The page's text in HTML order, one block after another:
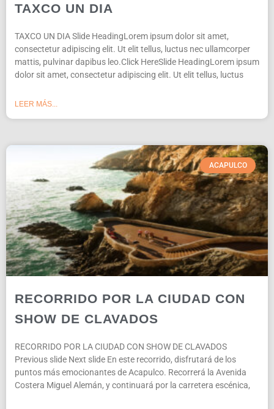
TAXCO UN DIA
TAXCO UN DIA Slide HeadingLorem ipsum dolor sit amet,
consectetur adipiscing elit. Ut elit tellus, luctus nec ullamcorper
mattis, pulvinar dapibus leo.Click HereSlide HeadingLorem ipsum
dolor sit amet, consectetur adipiscing elit. Ut elit tellus, luctus
LEER MÁS...
ACAPULCO
RECORRIDO POR LA CIUDAD CON
SHOW DE CLAVADOS
RECORRIDO POR LA CIUDAD CON SHOW DE CLAVADOS
Previous slide Next slide En este recorrido, disfrutará de los
puntos más emocionantes de Acapulco. Recorrerá la Avenida
Costera Miguel Alemán, y continuará por la carretera escénica,